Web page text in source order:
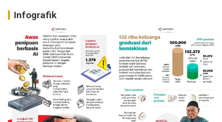
Infografik